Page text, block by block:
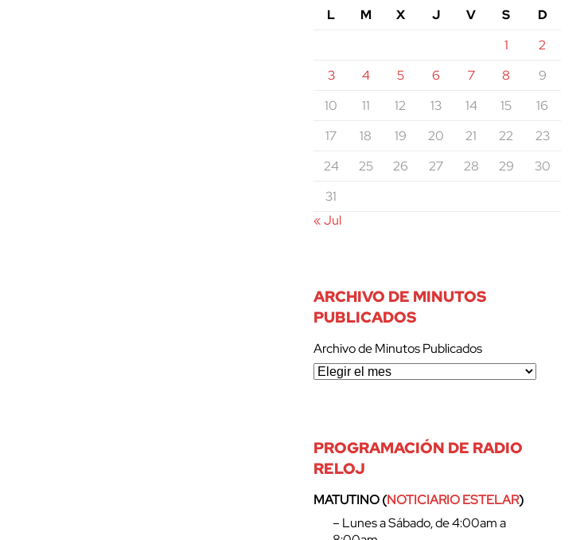
L
M X J V S
D
1
2
3
4 5 6 7 8
9
10
11 12 13 14 15
16
17
18 19 20 21 22
23
24
25 26 27 28 29
30
31
« Jul
ARCHIVO DE MINUTOS
PUBLICADOS
Archivo de Minutos Publicados
PROGRAMACIÓN DE RADIO
RELOJ
MATUTINO (NOTICIARIO ESTELAR)
– Lunes a Sábado, de 4:00am a